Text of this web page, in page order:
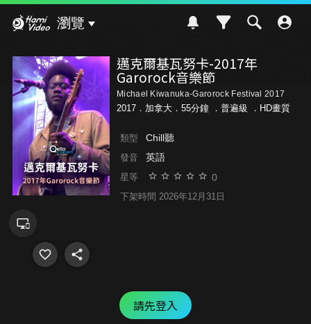
瀏覽
邁克爾基瓦努卡-2017年
Garorock音樂節
Michael Kiwanuka-Garorock Festival 2017
2017．加拿大．55分鐘 ． 普遍級 ．HD畫質
類型 Chill聽
發音 英語
星等 0
下架時間 2026年12月31日
請先登入